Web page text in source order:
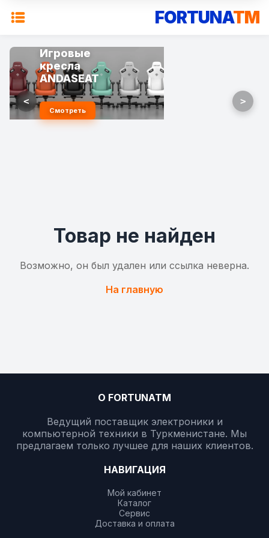
FORTUNATM
Игровые
кресла
ANDASEAT
Смотреть
< >
Товар не найден
Возможно, он был удален или ссылка неверна.
На главную
О FORTUNATM
Ведущий поставщик электроники и
компьютерной техники в Туркменистане. Мы
предлагаем только лучшее для наших клиентов.
НАВИГАЦИЯ
Мой кабинет
Каталог
Сервис
Доставка и оплата